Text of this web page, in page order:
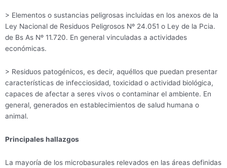
> Elementos o sustancias peligrosas incluidas en los anexos de la
Ley Nacional de Residuos Peligrosos Nº 24.051 o Ley de la Pcia.
de Bs As Nº 11.720. En general vinculadas a actividades
económicas.
> Residuos patogénicos, es decir, aquéllos que puedan presentar
características de infecciosidad, toxicidad o actividad biológica,
capaces de afectar a seres vivos o contaminar el ambiente. En
general, generados en establecimientos de salud humana o
animal.
Principales hallazgos
La mayoría de los microbasurales relevados en las áreas definidas